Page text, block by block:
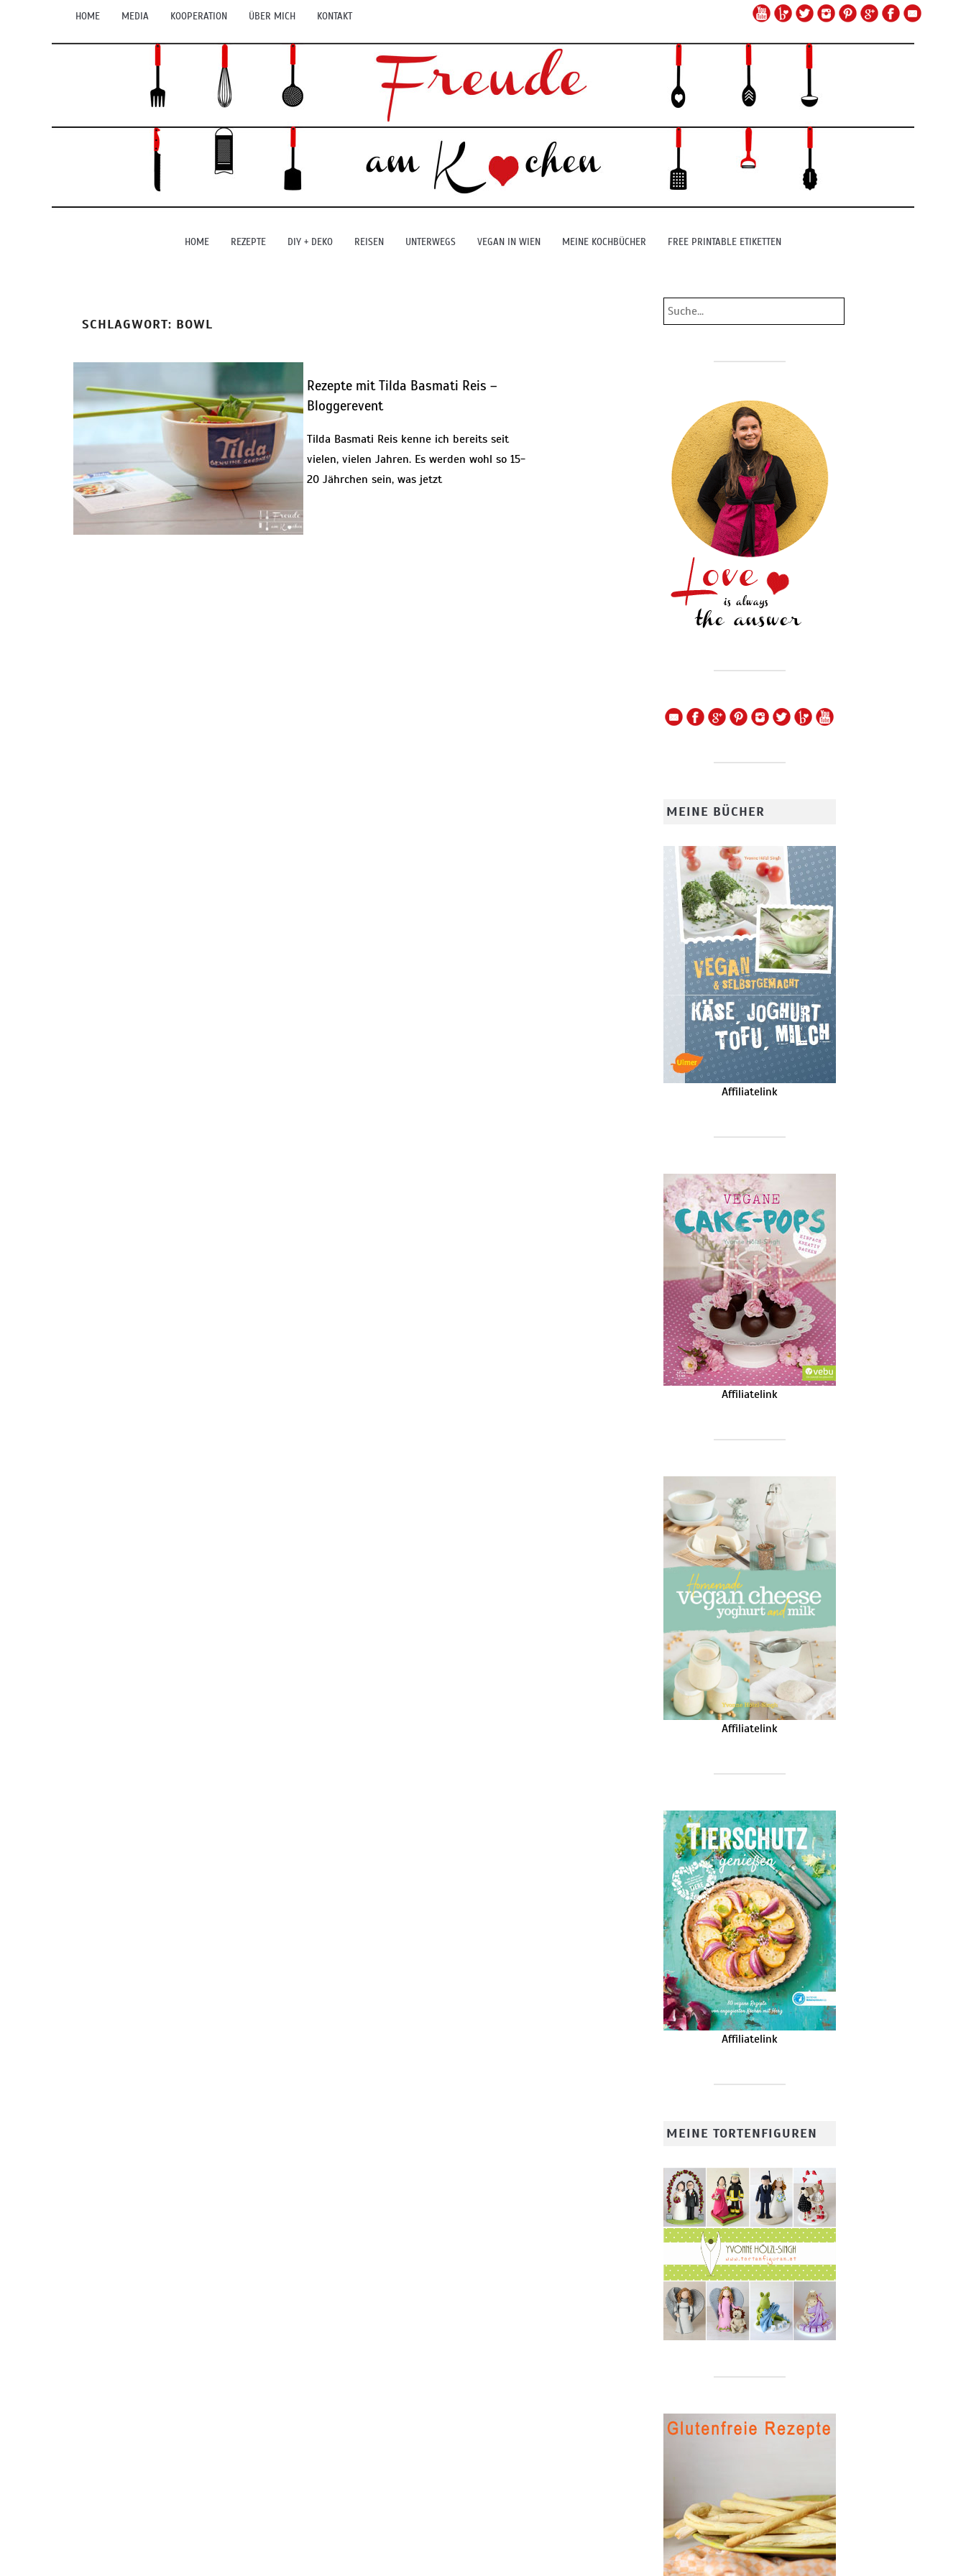
HOME MEDIA KOOPERATION ÜBER MICH KONTAKT
HOME REZEPTE DIY + DEKO REISEN UNTERWEGS VEGAN IN WIEN MEINE KOCHBÜCHER FREE PRINTABLE ETIKETTEN
SCHLAGWORT: BOWL
Rezepte mit Tilda Basmati Reis –
Bloggerevent
Tilda Basmati Reis kenne ich bereits seit
vielen, vielen Jahren. Es werden wohl so 15-
20 Jährchen sein, was jetzt
MEINE BÜCHER
Affiliatelink
Affiliatelink
Affiliatelink
Affiliatelink
MEINE TORTENFIGUREN